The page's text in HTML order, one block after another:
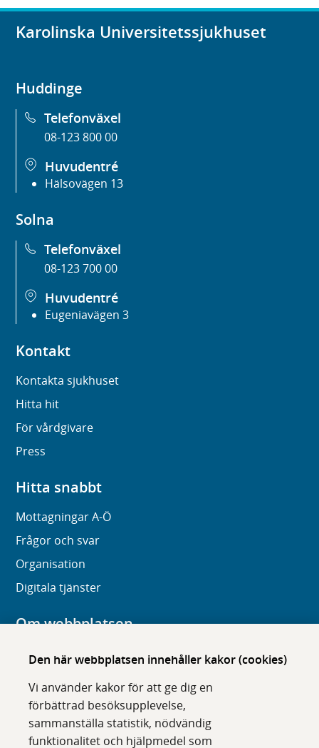
Den här webbplatsen innehåller kakor (cookies)
Vi använder kakor för att ge dig en
förbättrad besöksupplevelse,
sammanställa statistik, nödvändig
funktionalitet och hjälpmedel som
Karolinska Universitetssjukhuset
Huddinge
Telefonväxel
08-123 800 00
Huvudentré
Hälsovägen 13
Solna
Telefonväxel
08-123 700 00
Huvudentré
Eugeniavägen 3
Kontakt
Kontakta sjukhuset
Hitta hit
För vårdgivare
Press
Hitta snabbt
Mottagningar A-Ö
Frågor och svar
Organisation
Digitala tjänster
Om webbplatsen
Om karolinska.se
Tillgänglighet
Om cookies